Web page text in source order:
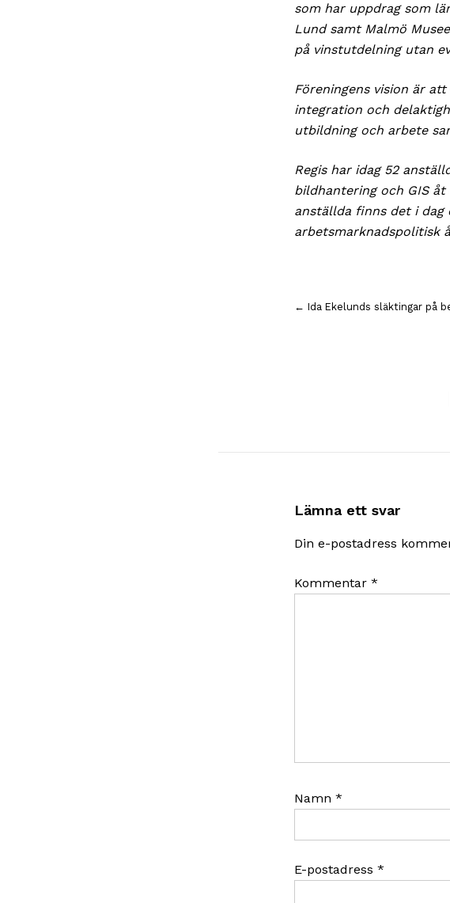
som har uppdrag som
Lund samt Malmö
på vinstutdelning utan
Föreningens vision är
integration och
utbildning och arbete
Regis har idag 52
bildhantering och GIS
anställda finns det i dag
arbetsmarknadspolitisk
← Ida Ekelunds släktingar på
Lämna ett svar
Din e-postadress
Kommentar *
Namn *
E-postadress *